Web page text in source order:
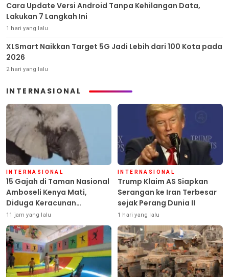
Cara Update Versi Android Tanpa Kehilangan Data,
Lakukan 7 Langkah Ini
1 hari yang lalu
XLSmart Naikkan Target 5G Jadi Lebih dari 100 Kota pada
2026
2 hari yang lalu
INTERNASIONAL
INTERNASIONAL
15 Gajah di Taman Nasional
Amboseli Kenya Mati,
Diduga Keracunan
Pestisida
11 jam yang lalu
INTERNASIONAL
Trump Klaim AS Siapkan
Serangan ke Iran Terbesar
sejak Perang Dunia II
1 hari yang lalu